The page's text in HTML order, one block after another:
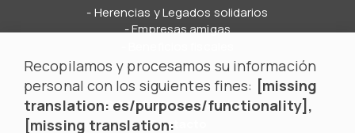
Herencias y Legados solidarios
Empresas amigas
Noticias
Noticias
Subscríbete a la newsletter
Contacto
Recopilamos y procesamos su información
personal con los siguientes fines: [missing
translation: es/purposes/functionality],
[missing translation: